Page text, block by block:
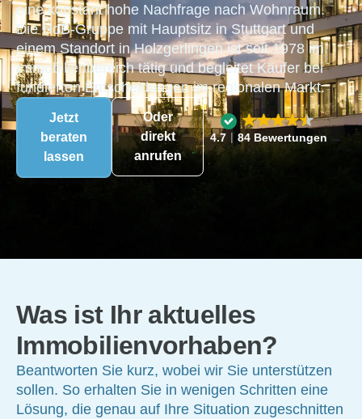
eine konstant hohe Nachfrage nach Wohnraum.
Die HdB-Gruppe mit Hauptsitz in Stuttgart und
einem Standort in Holzgerlingen ist seit 1978 im
Immobilienbereich tätig und begleitet Käufer bei
fundierten Entscheidungen im regionalen Markt.
Jetzt
beraten
lassen
Oder
direkt
anrufen
4.7 84 Bewertungen
Was ist Ihr aktuelles
Immobilienvorhaben?
Beantworten Sie kurz, wobei wir Sie unterstützen
sollen. So erhalten Sie in wenigen Schritten eine
Lösung, die genau auf Ihre Situation zugeschnitten